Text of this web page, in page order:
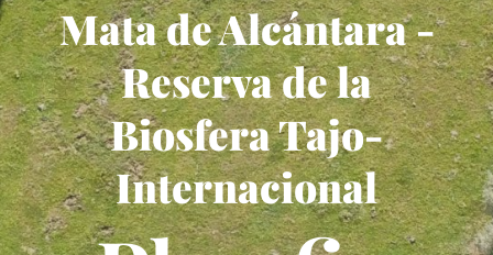
Mata de Alcántara -
Reserva de la
Biosfera Tajo-
Internacional